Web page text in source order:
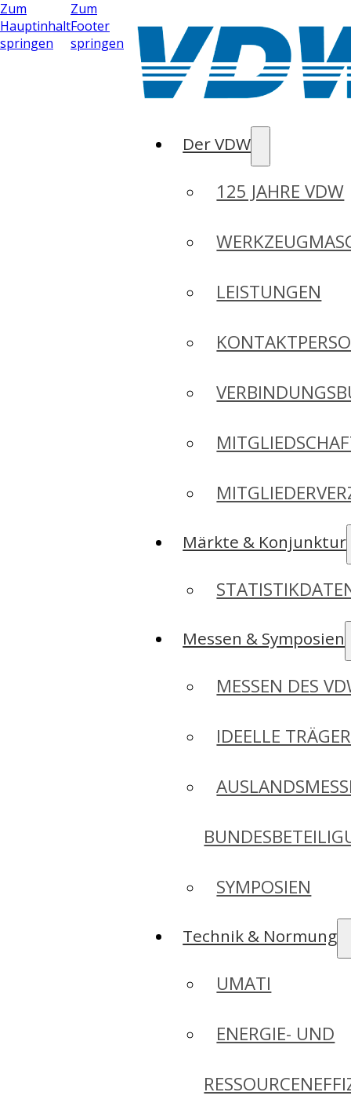
Zum
Hauptinhalt
springen
Zum
Footer
springen
Der VDW
125 JAHRE VDW
LEISTUNGEN
Märkte & Konjunktur
Messen & Symposien
MESSEN DES
IDEELLE
SYMPOSIEN
Technik & Normung
UMATI
ENERGIE- UND